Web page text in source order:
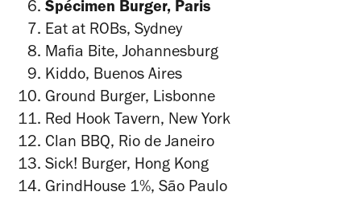
Spécimen Burger, Paris
Eat at ROBs, Sydney
Mafia Bite, Johannesburg
Kiddo, Buenos Aires
Ground Burger, Lisbonne
Red Hook Tavern, New York
Clan BBQ, Rio de Janeiro
Sick! Burger, Hong Kong
GrindHouse 1%, São Paulo